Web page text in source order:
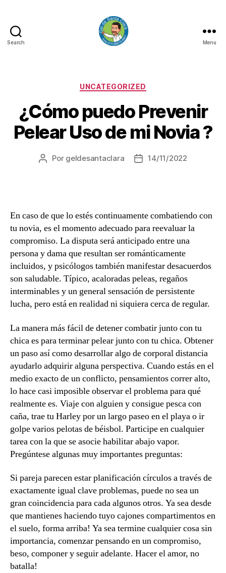
Search
CLARA
Menu
Categorias
UNCATEGORIZED
¿Cómo puedo Prevenir
Pelear Uso de mi Novia ?
Autor
Por geldesantaclara
Data14/11/2022
En caso de que lo estés continuamente combatiendo con
tu novia, es el momento adecuado para reevaluar la
compromiso. La disputa será anticipado entre una
persona y dama que resultan ser románticamente
incluidos, y psicólogos también manifestar desacuerdos
son saludable. Típico, acaloradas peleas, regaños
interminables y un general sensación de persistente
lucha, pero está en realidad ni siquiera cerca de regular.
La manera más fácil de detener combatir junto con tu
chica es para terminar pelear junto con tu chica. Obtener
un paso así como desarrollar algo de corporal distancia
ayudarlo adquirir alguna perspectiva. Cuando estás en el
medio exacto de un conflicto, pensamientos correr alto,
lo hace casi imposible observar el problema para qué
realmente es. Viaje con alguien y consigue pesca con
caña, trae tu Harley por un largo paseo en el playa o ir
golpe varios pelotas de béisbol. Participe en cualquier
tarea con la que se asocie habilitar abajo vapor.
Pregúntese algunas muy importantes preguntas:
Si pareja ​​parecen estar planificación círculos a través de
exactamente igual clave problemas, puede no sea un
gran coincidencia para cada algunos otros. Ya sea desde
que mantienes haciendo tuyo cajones compartimentos en
el suelo, forma arriba! Ya sea termine cualquier cosa sin
importancia, comenzar pensando en un compromiso,
beso, componer y seguir adelante. Hacer el amor, no
batalla!